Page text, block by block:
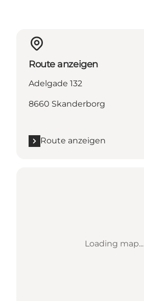
Route anzeigen
Adelgade 132
8660 Skanderborg
Route anzeigen
Loading map...